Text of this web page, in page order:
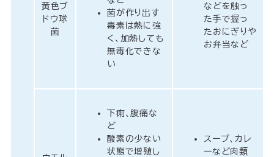
黄色ブ
ドウ球
菌
菌が作り出す
毒素は熱に強
く、加熱しても
無毒化できな
い
などを触っ
た手で握っ
たおにぎりや
お弁当など
下痢、腹痛な
ど
酸素の少ない
状態で増殖し
スープ、カレ
ーなど肉類